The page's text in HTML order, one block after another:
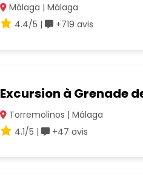
Málaga | Málaga
4.4/5 |
+719 avis
Excursion à Grenade
Torremolinos | Málaga
4.1/5 |
+47 avis